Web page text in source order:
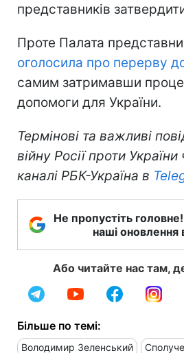
представників
Проте Палата
оголосила про перерву
самим затримавши
допомоги для України.
Термінові та важливі
війну Росії проти України
каналі РБК-Україна в
Не пропустіть
наші оновлення
Або читайте нас там,
Більше по темі:
Володимир Зеленський